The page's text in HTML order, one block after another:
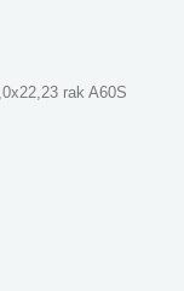
rak A60S